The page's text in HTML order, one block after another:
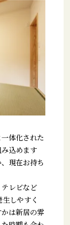
体化された
込めます
現在お持ち
レビなど
しやすく
は新居の雰